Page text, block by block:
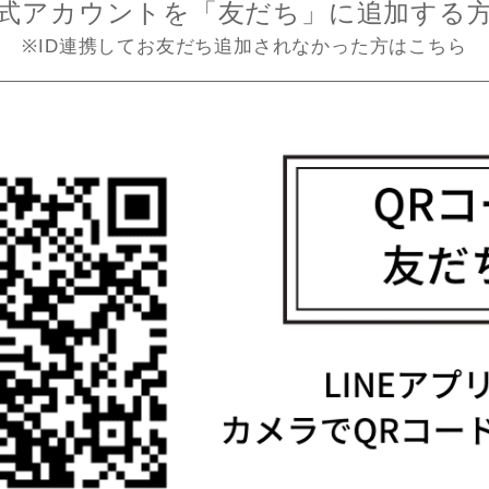
アカウントを 「友だち」に追加する
※ID連携してお友だち追加されなかった方はこちら